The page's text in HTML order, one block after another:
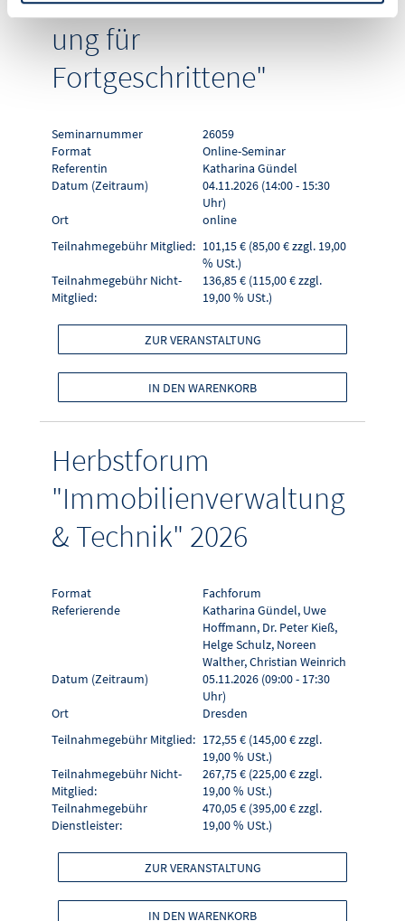
ung für
Fortgeschrittene"
Seminarnummer
26059
Format
Online-Seminar
Referentin
Katharina Gündel
Datum (Zeitraum)
04.11.2026 (14:00 - 15:30
Uhr)
Ort
online
Teilnahmegebühr Mitglied: 101,15 € (85,00 € zzgl. 19,00
% USt.)
Teilnahmegebühr Nicht-
Mitglied:
136,85 € (115,00 € zzgl.
19,00 % USt.)
ZUR VERANSTALTUNG
IN DEN WARENKORB
Herbstforum
"Immobilienverwaltung
& Technik" 2026
Format
Fachforum
Referierende
Katharina Gündel, Uwe
Hoffmann, Dr. Peter Kieß,
Helge Schulz, Noreen
Walther, Christian Weinrich
Datum (Zeitraum)
05.11.2026 (09:00 - 17:30
Uhr)
Ort
Dresden
Teilnahmegebühr Mitglied: 172,55 € (145,00 € zzgl.
19,00 % USt.)
Teilnahmegebühr Nicht-
Mitglied:
267,75 € (225,00 € zzgl.
19,00 % USt.)
Teilnahmegebühr
Dienstleister:
470,05 € (395,00 € zzgl.
19,00 % USt.)
ZUR VERANSTALTUNG
IN DEN WARENKORB